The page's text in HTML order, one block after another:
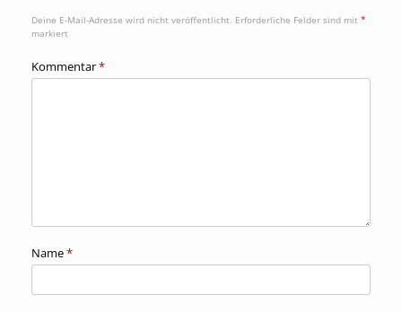
Deine E-Mail-Adresse wird nicht veröffentlicht. Erforderliche Felder sind mit *
markiert
Kommentar*
Name*